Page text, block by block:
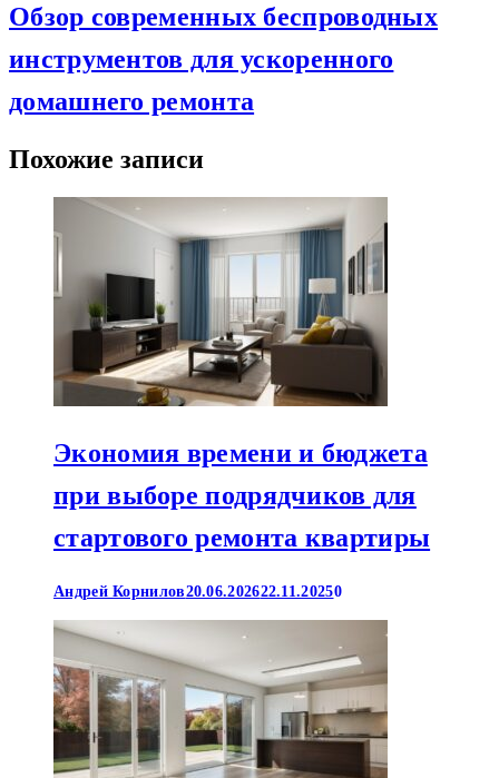
Обзор современных беспроводных
инструментов для ускоренного
домашнего ремонта
Похожие записи
Экономия времени и бюджета
при выборе подрядчиков для
стартового ремонта квартиры
Андрей Корнилов20.06.202622.11.20250